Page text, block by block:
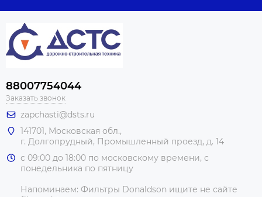
88007754044
Заказать звонок
zapchasti@dsts.ru
141701, Московская обл.,
г. Долгопрудный, Промышленный проезд, д. 14
с 09:00 до 18:00 по московскому времени, с
понедельника по пятницу
Напоминаем: Фильтры Donaldson ищите не сайте